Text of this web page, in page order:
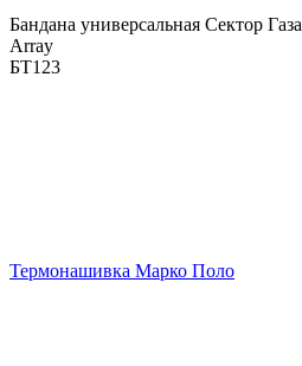
Бандана универсальная Сектор Газа
Array
БТ123
Термонашивка Марко Поло